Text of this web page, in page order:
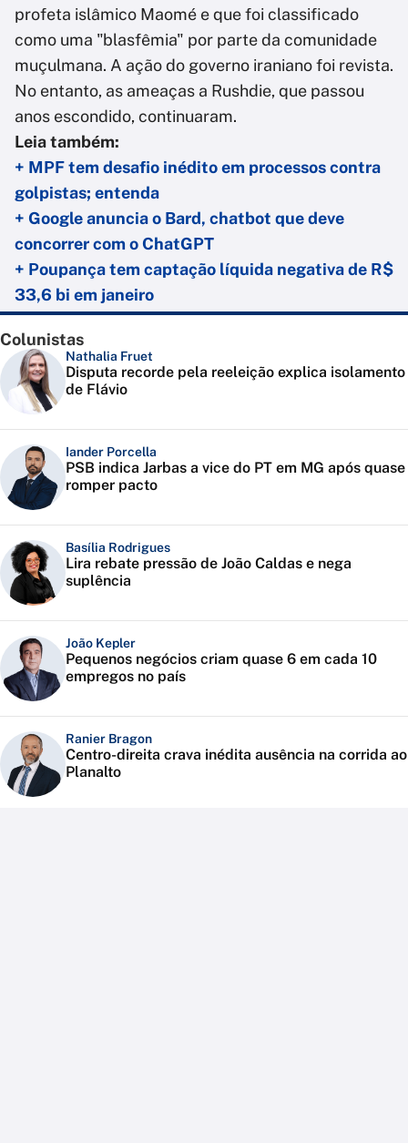
profeta islâmico Maomé e que foi classificado
como uma "blasfêmia" por parte da comunidade
muçulmana. A ação do governo iraniano foi revista.
No entanto, as ameaças a Rushdie, que passou
anos escondido, continuaram.
Leia também:
+ MPF tem desafio inédito em processos contra
golpistas; entenda
+ Google anuncia o Bard, chatbot que deve
concorrer com o ChatGPT
+ Poupança tem captação líquida negativa de R$
33,6 bi em janeiro
Colunistas
Nathalia Fruet
Disputa recorde pela reeleição explica isolamento
de Flávio
Iander Porcella
PSB indica Jarbas a vice do PT em MG após quase
romper pacto
Basília Rodrigues
Lira rebate pressão de João Caldas e nega
suplência
João Kepler
Pequenos negócios criam quase 6 em cada 10
empregos no país
Ranier Bragon
Centro-direita crava inédita ausência na corrida ao
Planalto